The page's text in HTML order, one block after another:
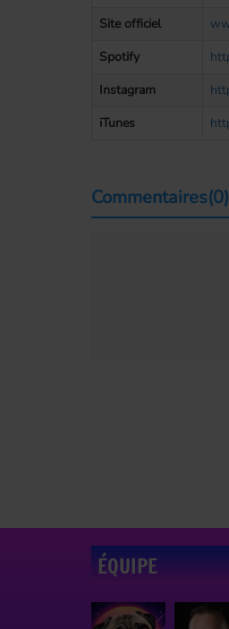
Site officiel
Spotify
Instagram
iTunes
Commentaires(0)
ÉQUIPE